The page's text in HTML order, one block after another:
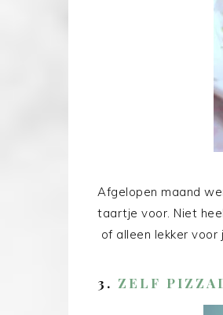
Afgelopen maand
taartje voor. Niet
of alleen lekker voor
3. ZELF